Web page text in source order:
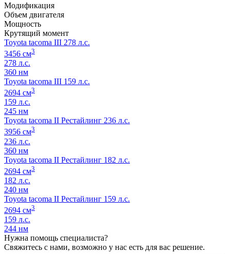
Модификация
Объем двигателя
Мощность
Крутящий момент
Toyota tacoma III 278 л.с.
3456 см3
278 л.с.
360 нм
Toyota tacoma III 159 л.с.
2694 см3
159 л.с.
245 нм
Toyota tacoma II Рестайлинг 236 л.с.
3956 см3
236 л.с.
360 нм
Toyota tacoma II Рестайлинг 182 л.с.
2694 см3
182 л.с.
240 нм
Toyota tacoma II Рестайлинг 159 л.с.
2694 см3
159 л.с.
244 нм
Нужна помощь специалиста?
Свяжитесь с нами, возможно у нас есть для вас решение.